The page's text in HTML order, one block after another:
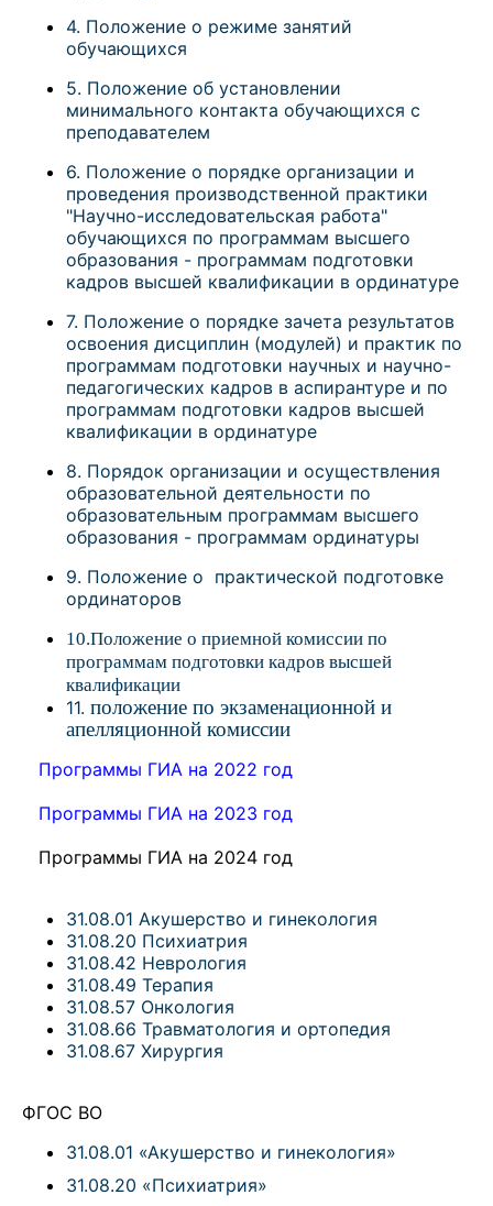
4. Положение о режиме занятий
обучающихся
5. Положение об установлении
минимального контакта обучающихся с
преподавателем
6. Положение о порядке организации и
проведения производственной практики
"Научно-исследовательская работа"
обучающихся по программам высшего
образования - программам подготовки
кадров высшей квалификации в ординатуре
7. Положение о порядке зачета результатов
освоения дисциплин (модулей) и практик по
программам подготовки научных и научно-
педагогических кадров в аспирантуре и по
программам подготовки кадров высшей
квалификации в ординатуре
8. Порядок организации и осуществления
образовательной деятельности по
образовательным программам высшего
образования - программам ординатуры
9. Положение о практической подготовке
ординаторов
10.Положение о приемной комиссии по
программам подготовки кадров высшей
квалификации
11. положение по экзаменационной и
апелляционной комиссии
Программы ГИА на 2022 год
Программы ГИА на 2023 год
Программы ГИА на 2024 год
31.08.01 Акушерство и гинекология
31.08.20 Психиатрия
31.08.42 Неврология
31.08.49 Терапия
31.08.57 Онкология
31.08.66 Травматология и ортопедия
31.08.67 Хирургия
ФГОС ВО
31.08.01 «Акушерство и гинекология»
31.08.20 «Психиатрия»